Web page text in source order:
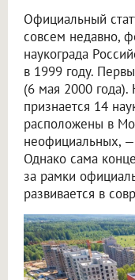
Официальный
совсем недавно,
наукограда
в 1999 году.
(6 мая 2000
признается 14
расположены в
неофициальных,
Однако сама
за рамки
развивается в